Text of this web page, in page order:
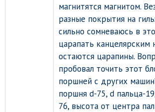
магнитятся магнитом.
разные покрытия на
сильно сомневаюсь в
царапать канцелярским
остаются царапины.
пробовал точить этот
поршней с других
поршня d-75, d пальца-
76, высота от центра